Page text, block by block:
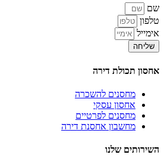
שם
טלפון
אימייל
שליחה
אחסון תכולת דירה
מחסנים להשכרה
אחסון עסקי
מחסנים לפרטיים
מחשבון אחסנת דירה
השירותים שלנו